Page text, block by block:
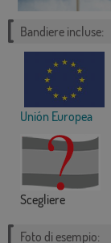
Bandiere incluse:
Unión Europea
Scegliere
Foto di esempio: